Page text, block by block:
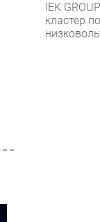
IEK
кластер